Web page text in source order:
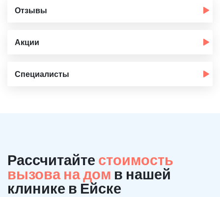
Отзывы
Акции
Специалисты
Рассчитайте стоимость
вызова на дом в нашей
клинике в Ейске